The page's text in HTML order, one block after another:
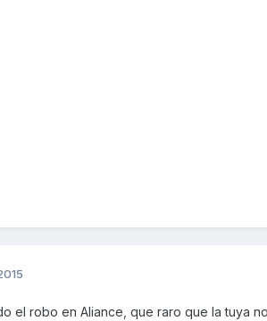
el robo en Aliance, que raro que la tuya